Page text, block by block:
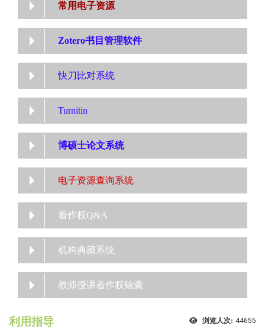
常用电子资源
Zotero书目管理软件
快刀比对系统
Turnitin
博硕士论文系统
电子资源查询系统
着作权Q&A
机构典藏系统
教师授课着作权锦囊
浏览人次: 44655
利用指导